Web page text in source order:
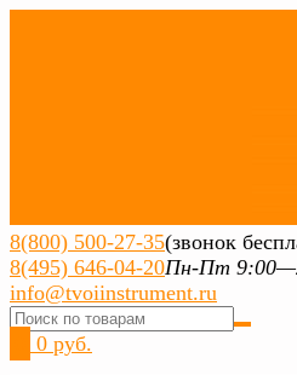
8(800) 500-27-35(звонок
8(495) 646-04-20Пн-Пт
info@tvoiinstrument.ru
0 руб.